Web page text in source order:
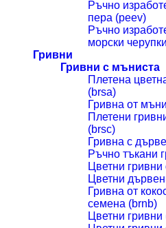
Ръчно
пера (peev)
Ръчно
морски
Гривни
Гривни с мъниста
Плетена
(brsa)
Гривна от
Плетени
(brsc)
Гривна с
Ръчно тъкани
Цветни
Цветни
Гривна от
семена (brnb)
Цветни гривни